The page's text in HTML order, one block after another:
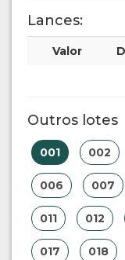
Lances:
Valor
Outros lotes
001 002
006 007
011 012
017 018